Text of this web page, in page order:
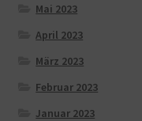
Mai 2023
April 2023
März 2023
Februar 2023
Januar 2023